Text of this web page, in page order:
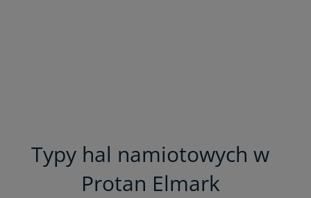
Typy hal namiotowych w
Protan Elmark